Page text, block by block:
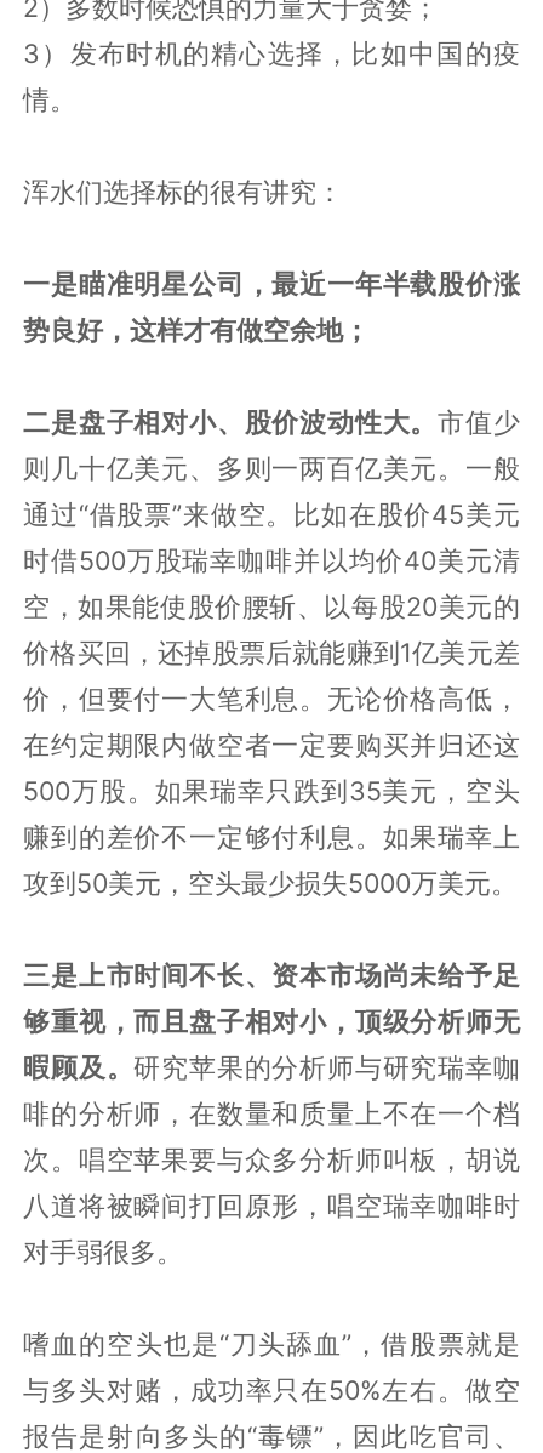
2）多数时候恐惧的力量大于贪婪；
3）发布时机的精心选择，比如中国的疫
情。
浑水们选择标的很有讲究：
一是瞄准明星公司，最近一年半载股价涨
势良好，这样才有做空余地；
二是盘子相对小、股价波动性大。市值少
则几十亿美元、多则一两百亿美元。一般
通过“借股票”来做空。比如在股价45美元
时借500万股瑞幸咖啡并以均价40美元清
空，如果能使股价腰斩、以每股20美元的
价格买回，还掉股票后就能赚到1亿美元差
价，但要付一大笔利息。无论价格高低，
在约定期限内做空者一定要购买并归还这
500万股。如果瑞幸只跌到35美元，空头
赚到的差价不一定够付利息。如果瑞幸上
攻到50美元，空头最少损失5000万美元。
三是上市时间不长、资本市场尚未给予足
够重视，而且盘子相对小，顶级分析师无
暇顾及。研究苹果的分析师与研究瑞幸咖
啡的分析师，在数量和质量上不在一个档
次。唱空苹果要与众多分析师叫板，胡说
八道将被瞬间打回原形，唱空瑞幸咖啡时
对手弱很多。
嗜血的空头也是“刀头舔血”，借股票就是
与多头对赌，成功率只在50%左右。做空
报告是射向多头的“毒镖”，因此吃官司、